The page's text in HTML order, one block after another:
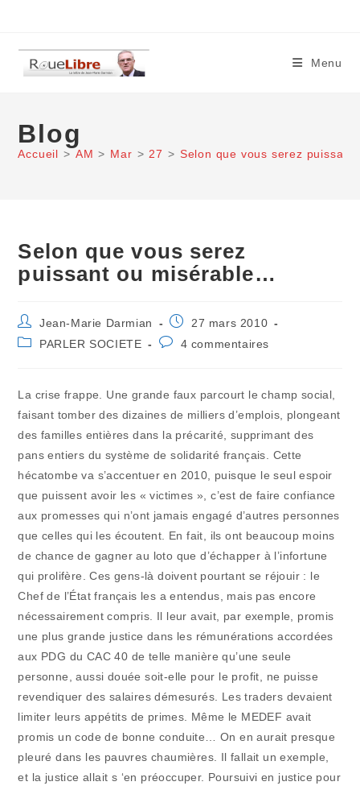
content
Menu
Blog
Accueil > AM > Mar > 27 > Selon que vous serez
Selon que vous serez
puissant ou misérable…
Auteur/autrice
de
la
Jean-Marie Darmian
Publication
publiée :
27 mars 2010
PostPARLER SOCIETE
Commentaires
4 commentaires
La crise frappe. Une grande faux parcourt le champ social,
faisant tomber des dizaines de milliers d’emplois, plongeant
des familles entières dans la précarité, supprimant des
pans entiers du système de solidarité français. Cette
hécatombe va s’accentuer en 2010, puisque le seul espoir
que puissent avoir les « victimes », c’est de faire confiance
aux promesses qui n’ont jamais engagé d’autres personnes
que celles qui les écoutent. En fait, ils ont beaucoup moins
de chance de gagner au loto que d’échapper à l’infortune
qui prolifère. Ces gens-là doivent pourtant se réjouir : le
Chef de l’État français les a entendus, mais pas encore
nécessairement compris. Il leur avait, par exemple, promis
une plus grande justice dans les rémunérations accordées
aux PDG du CAC 40 de telle manière qu’une seule
personne, aussi douée soit-elle pour le profit, ne puisse
revendiquer des salaires démesurés. Les traders devaient
limiter leurs appétits de primes. Même le MEDEF avait
promis un code de bonne conduite… On en aurait presque
pleuré dans les pauvres chaumières. Il fallait un exemple,
et la justice allait s ‘en préoccuper. Poursuivi en justice pour